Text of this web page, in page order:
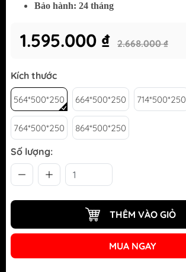
Bảo hành: 24 tháng
1.595.000 ₫ 2.668.000 ₫
Kích thước
564*500*250 664*500*250 714*500*250
764*500*250 864*500*250
Số lượng:
THÊM VÀO GIỎ
MUA NGAY